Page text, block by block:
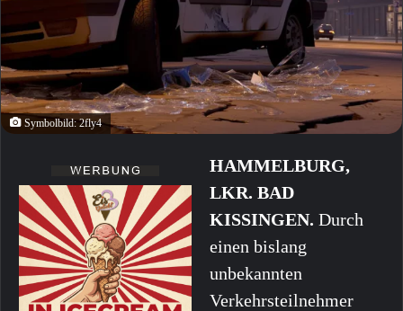
Symbolbild: 2fly4
HAMMELBURG,
LKR. BAD
KISSINGEN. Durch
einen bislang
unbekannten
Verkehrsteilnehmer